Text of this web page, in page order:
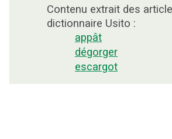
Contenu extrait des
dictionnaire Usito :
appât
dégorger
escargot